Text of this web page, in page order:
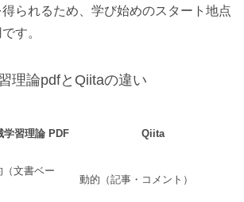
られるため、学び始めのスタート地点
す。
理論pdfとQiitaの違い
学習理論 PDF Qiita
（文書ベー
動的（記事・コメント）